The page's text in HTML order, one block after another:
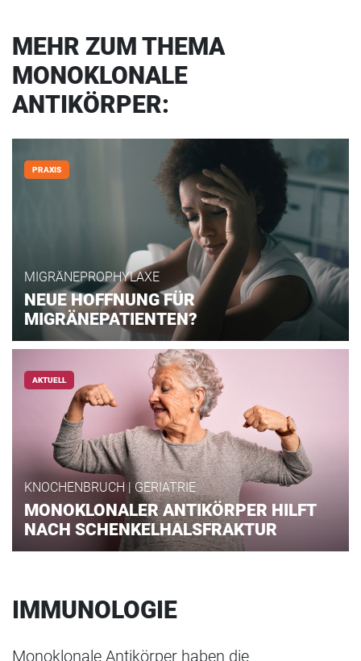
MEHR ZUM THEMA
MONOKLONALE
ANTIKÖRPER:
PRAXIS
MIGRÄNEPROPHYLAXE
NEUE HOFFNUNG FÜR
MIGRÄNEPATIENTEN?
AKTUELL
KNOCHENBRUCH | GERIATRIE
MONOKLONALER ANTIKÖRPER HILFT
NACH SCHENKELHALSFRAKTUR
IMMUNOLOGIE
Monoklonale Antikörper haben die